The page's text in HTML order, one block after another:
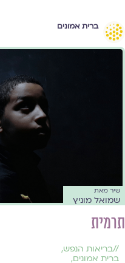
ברית אמונים
שיר מאת
שמואל מוניץ
תרמית
//בריאות הנפש,
ברית אמונים,